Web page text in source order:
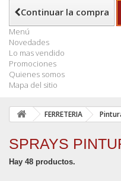
Continuar la compra
Menú
Novedades
Lo mas vendido
Promociones
Quienes somos
Mapa del sitio
FERRETERIA
SPRAYS
Hay 48 productos.